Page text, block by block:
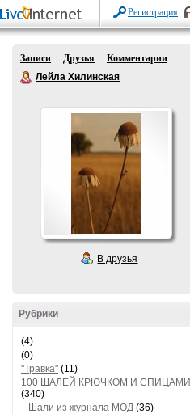
Регистрация
Записи Друзья
Комментарии
Лейла Хилинская
В друзья
Рубрики
(4)
(0)
"Травка" (11)
100 ШАЛЕЙ КРЮЧКОМ И СПИЦАМИ
(340)
Шали из журнала МОД (36)